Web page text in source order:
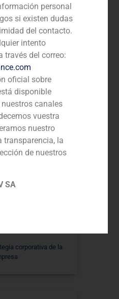
a Gowaii
corporativa de la
personal
si existen dudas
del contacto.
intento
través del correo:
oficial sobre
disponible
canales
vuestra
nuestro
transparencia, la
de nuestros
SA